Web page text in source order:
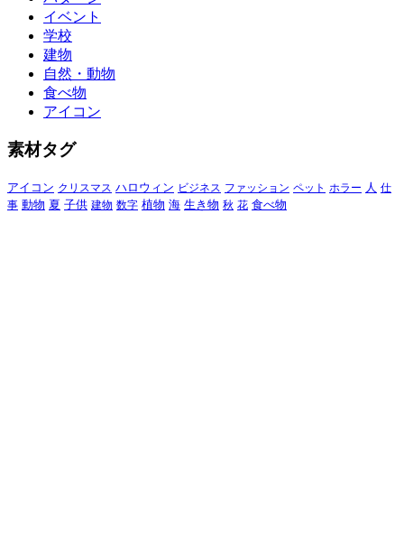
イベント
学校
建物
自然・動物
食べ物
アイコン
素材タグ
アイコン クリスマス ハロウィン ビジネス ファッション ペット ホラー 人 仕
事 動物 夏 子供 建物 数字 植物 海 生き物 秋 花 食べ物